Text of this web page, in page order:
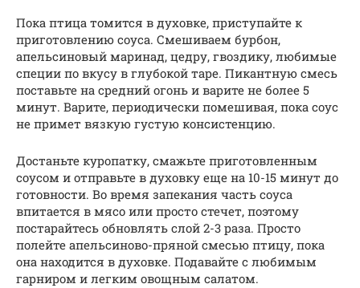
Пока птица томится в духовке, приступайте к
приготовлению соуса. Смешиваем бурбон,
апельсиновый маринад, цедру, гвоздику, любимые
специи по вкусу в глубокой таре. Пикантную смесь
поставьте на средний огонь и варите не более 5
минут. Варите, периодически помешивая, пока соус
не примет вязкую густую консистенцию.
Достаньте куропатку, смажьте приготовленным
соусом и отправьте в духовку еще на 10-15 минут до
готовности. Во время запекания часть соуса
впитается в мясо или просто стечет, поэтому
постарайтесь обновлять слой 2-3 раза. Просто
полейте апельсиново-пряной смесью птицу, пока
она находится в духовке. Подавайте с любимым
гарниром и легким овощным салатом.